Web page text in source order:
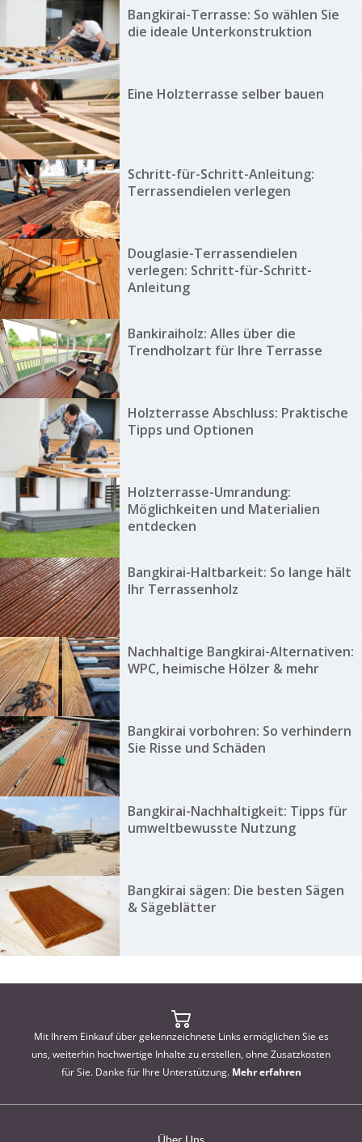
Bangkirai-Terrasse: So wählen Sie
die ideale Unterkonstruktion
Eine Holzterrasse selber bauen
Schritt-für-Schritt-Anleitung:
Terrassendielen verlegen
Douglasie-Terrassendielen
verlegen: Schritt-für-Schritt-
Anleitung
Bankiraiholz: Alles über die
Trendholzart für Ihre Terrasse
Holzterrasse Abschluss: Praktische
Tipps und Optionen
Holzterrasse-Umrandung:
Möglichkeiten und Materialien
entdecken
Bangkirai-Haltbarkeit: So lange hält
Ihr Terrassenholz
Nachhaltige Bangkirai-Alternativen:
WPC, heimische Hölzer & mehr
Bangkirai vorbohren: So verhindern
Sie Risse und Schäden
Bangkirai-Nachhaltigkeit: Tipps für
umweltbewusste Nutzung
Bangkirai sägen: Die besten Sägen
& Sägeblätter
Mit Ihrem Einkauf über gekennzeichnete Links ermöglichen Sie es
uns, weiterhin hochwertige Inhalte zu erstellen, ohne Zusatzkosten
für Sie. Danke für Ihre Unterstützung. Mehr erfahren
Über Uns